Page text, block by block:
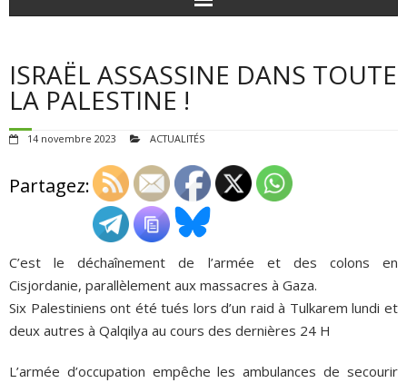
POUR AGIR
QUI SOMMES-NOUS ?
ADHÉSIONS, DONS, CONTACT
ISRAËL ASSASSINE DANS TOUTE
LA PALESTINE !
14 novembre 2023 ACTUALITÉS
Partagez:
C’est le déchaînement de l’armée et des colons en
Cisjordanie, parallèlement aux massacres à Gaza.
Six Palestiniens ont été tués lors d’un raid à Tulkarem lundi et
deux autres à Qalqilya au cours des dernières 24 H
L’armée d’occupation empêche les ambulances de secourir